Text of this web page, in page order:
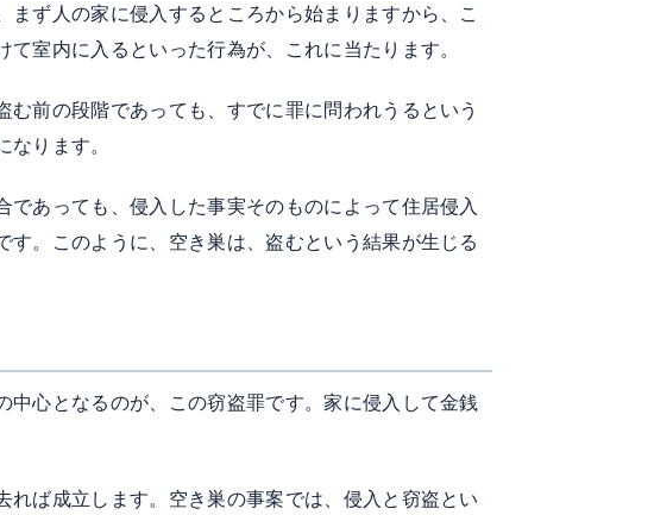
ず人の家に侵入するところから始まりますから、こ
室内に入るといった行為が、これに当たります。
前の段階であっても、すでに罪に問われうるという
ります。
あっても、侵入した事実そのものによって住居侵入
。このように、空き巣は、盗むという結果が生じる
心となるのが、この窃盗罪です。家に侵入して金銭
ば成立します。空き巣の事案では、侵入と窃盗とい